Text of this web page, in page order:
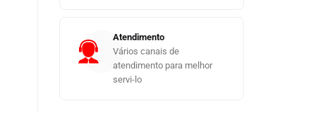
Atendimento
Vários canais de
atendimento para melhor
servi-lo